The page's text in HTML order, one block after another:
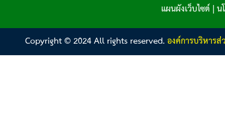
แผนผังเว็บไซต์|น
Copyright © 2024 All rights reserved.องค์การบริหาร